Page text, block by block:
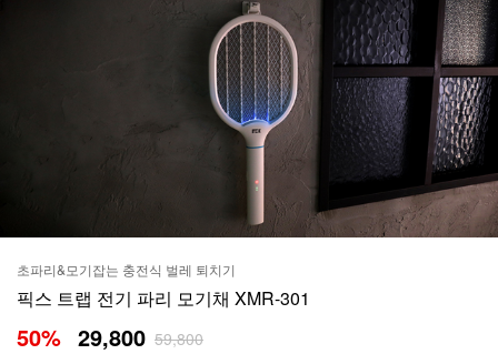
초파리&모기잡는 충전식 벌레 퇴치기
픽스 트랩 전기 파리 모기채 XMR-301
50% 29,800 59,800